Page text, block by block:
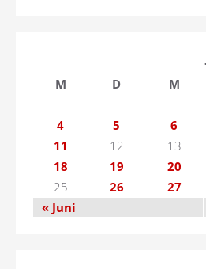
M D M
4
5 6
11
12 13
18
19 20
25
26 27
« Juni